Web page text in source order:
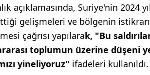
açıklamasında, Suriye'nin 2024
gelişmeleri ve bölgenin
çağrısı yapılarak, "Bu
toplumun üzerine düşeni
yineliyoruz" ifadeleri kullanıldı.